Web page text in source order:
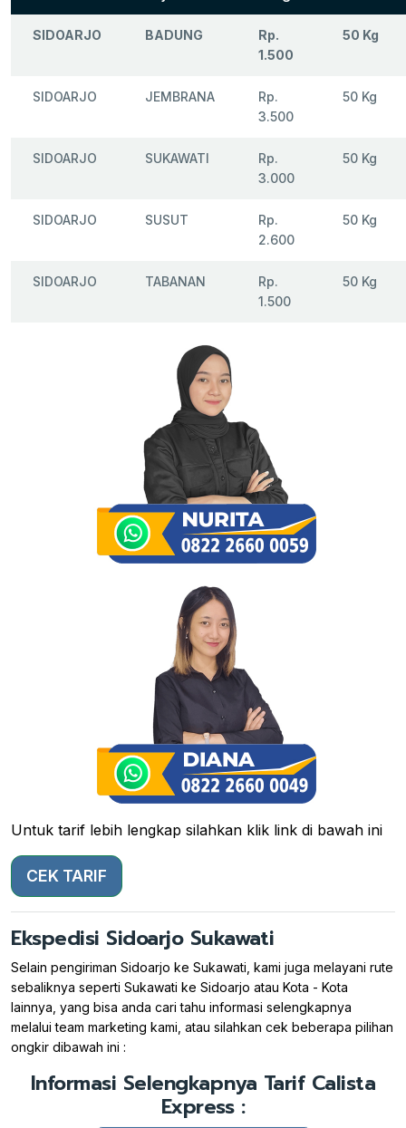
SIDOARJO BADUNG
Rp.
1.500
50 Kg
SIDOARJO JEMBRANA
Rp.
3.500
50 Kg
SIDOARJO SUKAWATI
Rp.
3.000
50 Kg
SIDOARJO SUSUT
Rp.
2.600
50 Kg
SIDOARJO TABANAN
Rp.
1.500
50 Kg
Untuk tarif lebih lengkap silahkan klik link di bawah ini
CEK TARIF
Ekspedisi Sidoarjo Sukawati
Selain pengiriman Sidoarjo ke Sukawati, kami juga melayani rute
sebaliknya seperti Sukawati ke Sidoarjo atau Kota - Kota
lainnya, yang bisa anda cari tahu informasi selengkapnya
melalui team marketing kami, atau silahkan cek beberapa pilihan
ongkir dibawah ini :
Informasi Selengkapnya Tarif Calista
Express :